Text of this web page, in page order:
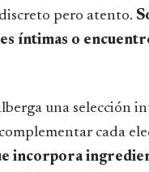
pero atento.
íntimas o
una selección
cada
incorpora